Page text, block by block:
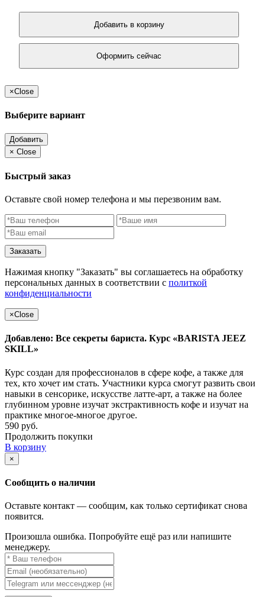
Добавить в корзину
Оформить сейчас
×Close
Выберите вариант
Добавить
× Close
Быстрый заказ
Оставьте свой номер телефона и мы перезвоним вам.
Заказать
Нажимая кнопку "Заказать" вы соглашаетесь на обработку
персональных данных в соответствии с политкой
конфиденциальности
×Close
Добавлено: Все секреты бариста. Курс «BARISTA JEEZ
SKILL»
Курс создан для профессионалов в сфере кофе, а также для
тех, кто хочет им стать. Участники курса смогут развить свои
навыки в сенсорике, искусстве латте-арт, а также на более
глубинном уровне изучат экстрактивность кофе и изучат на
практике многое-многое другое.
590 руб.
Продолжить покупки
В корзину
×
Сообщить о наличии
Оставьте контакт — сообщим, как только сертификат снова
появится.
Произошла ошибка. Попробуйте ещё раз или напишите
менеджеру.